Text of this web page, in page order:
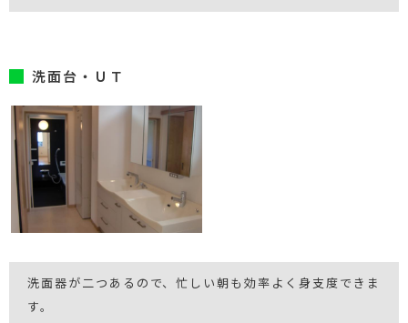
洗面台・ＵＴ
洗面器が二つあるので、忙しい朝も効率よく身支度できま
す。